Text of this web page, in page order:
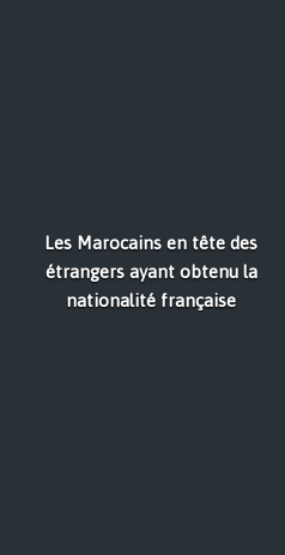
Les Marocains en tête des
étrangers ayant obtenu la
nationalité française